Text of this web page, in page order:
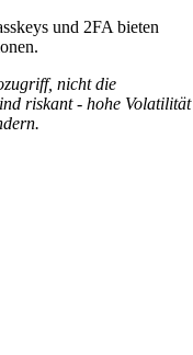
und 2FA bieten
nicht die
riskant - hohe Volatilität